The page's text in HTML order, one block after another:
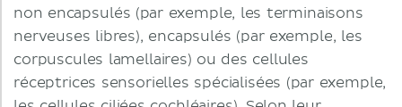
non encapsulés (par exemple, les terminaisons
nerveuses libres), encapsulés (par exemple, les
corpuscules lamellaires) ou des cellules
réceptrices sensorielles spécialisées (par exemple,